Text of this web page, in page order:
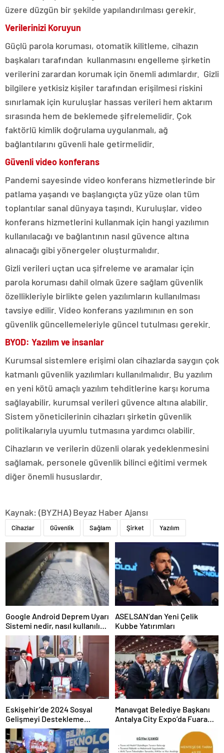
üzere düzgün bir şekilde yapılandırılması gerekir.
Verilerinizi Koruyun
Güçlü parola koruması, otomatik kilitleme, cihazın
başkaları tarafından kullanmasını engelleme şirketin
verilerini zarardan korumak için önemli adımlardır. Gizli
bilgilere yetkisiz kişiler tarafından erişilmesi riskini
sınırlamak için kuruluşlar hassas verileri hem aktarım
sırasında hem de beklemede şifrelemelidir. Çok
faktörlü kimlik doğrulama uygulanmalı, ağ
bağlantılarını güvenli hale getirmelidir.
Güvenli video konferans
Pandemi sayesinde video konferans hizmetlerinde bir
patlama yaşandı ve başlangıçta yüz yüze olan tüm
toplantılar sanal dünyaya taşındı. Kuruluşlar, video
konferans hizmetlerini kullanmak için hangi yazılımın
kullanılacağı ve bağlantının nasıl güvence altına
alınacağı gibi yönergeler oluşturmalıdır.
Gizli verileri uçtan uca şifreleme ve aramalar için
parola koruması dahil olmak üzere sağlam güvenlik
özellikleriyle birlikte gelen yazılımların kullanılması
tavsiye edilir. Video konferans yazılımının en son
güvenlik güncellemeleriyle güncel tutulması gerekir.
BYOD: Yazılım ve insanlar
Kurumsal sistemlere erişimi olan cihazlarda saygın çok
katmanlı güvenlik yazılımları kullanılmalıdır. Bu yazılım
en yeni kötü amaçlı yazılım tehditlerine karşı koruma
sağlayabilir, kurumsal verileri güvence altına alabilir.
Sistem yöneticilerinin cihazları şirketin güvenlik
politikalarıyla uyumlu tutmasına yardımcı olabilir.
Cihazların ve verilerin düzenli olarak yedeklenmesini
sağlamak, personele güvenlik bilinci eğitimi vermek
diğer önemli hususlardır.
Kaynak: (BYZHA) Beyaz Haber Ajansı
Cihazlar Güvenlik Sağlam Şirket Yazılım
Google Android Deprem Uyarı
Sistemi nedir, nasıl kullanılır?
Android Deprem Uyarı
Sistemi Açma Adımları!
ASELSAN’dan Yeni Çelik
Kubbe Yatırımları
Eskişehir’de 2024 Sosyal
Gelişmeyi Destekleme
Programı Projeleri İmzalandı
Manavgat Belediye Başkanı
Antalya City Expo’da Fuara